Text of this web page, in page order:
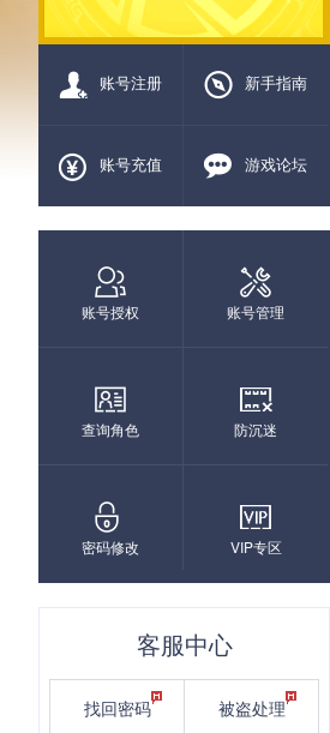
账号注册 新手指南
账号充值 游戏论坛
账号授权 账号管理
查询角色 防沉迷
密码修改 VIP专区
客服中心
找回密码 被盗处理